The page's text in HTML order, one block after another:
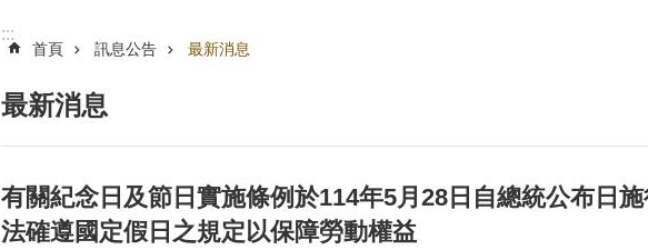
:::
首頁 訊息公告 最新消息
最新消息
有關紀念日及節日實施條例於114年5月28日自總統公布日
法確遵國定假日之規定以保障勞動權益